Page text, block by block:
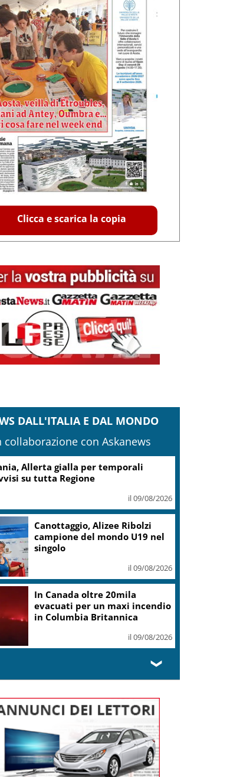
Clicca e scarica la copia
DALL'ITALIA E DAL MONDO
collaborazione con Askanews
Il Papa: la presenza di Dio
nelle nostre vite è in grado di
il 09/08/2026
Nagasaki, 81 anni dopo
l’atomica: “Il nucleare è male
il 09/08/2026
Coldiretti: Filiera bufalina
solida ed in crescita continua
il 09/08/2026
❯